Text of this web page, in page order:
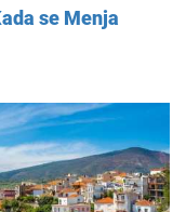
se Menja